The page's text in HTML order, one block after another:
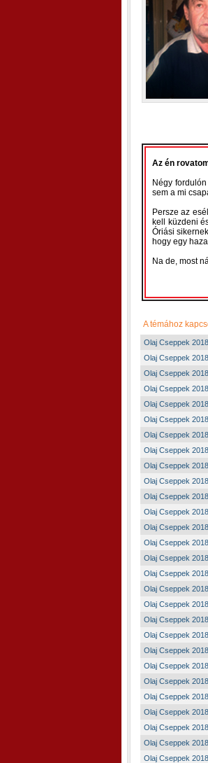
Az én
Négy
sem a mi
Persze az
kell küzdeni
Óriási
hogy egy
Na de, most
A témához
Olaj Cseppek
Olaj Cseppek
Olaj Cseppek
Olaj Cseppek
Olaj Cseppek
Olaj Cseppek
Olaj Cseppek
Olaj Cseppek
Olaj Cseppek
Olaj Cseppek
Olaj Cseppek
Olaj Cseppek
Olaj Cseppek
Olaj Cseppek
Olaj Cseppek
Olaj Cseppek
Olaj Cseppek
Olaj Cseppek
Olaj Cseppek
Olaj Cseppek
Olaj Cseppek
Olaj Cseppek
Olaj Cseppek
Olaj Cseppek
Olaj Cseppek
Olaj Cseppek
Olaj Cseppek
Olaj Cseppek